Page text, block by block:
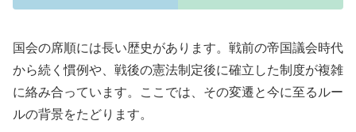
国会の席順には長い歴史があります。戦前の帝国議会時代
から続く慣例や、戦後の憲法制定後に確立した制度が複雑
に絡み合っています。ここでは、その変遷と今に至るルー
ルの背景をたどります。